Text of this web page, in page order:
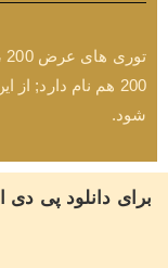
شود.
برای دانلود پی